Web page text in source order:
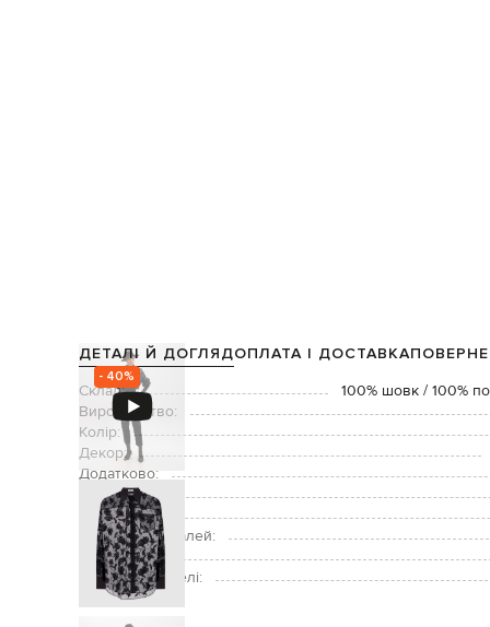
- 40%
ДЕТАЛІ Й ДОГЛЯДОПЛАТА І ДОСТАВКА
Склад:
100% шовк / 100%
Виробництво:
Колір:
Декор:
Додатково:
Застібка:
Догляд:
Підкладка деталей:
Зріст моделі:
Розмір на моделі: